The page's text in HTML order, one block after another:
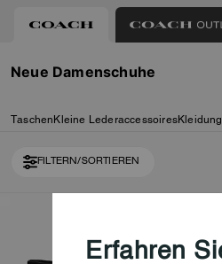
Neue Damenschuhe
Taschen Kleine LederaccessoiresKleidung
FILTERN/SORTIEREN